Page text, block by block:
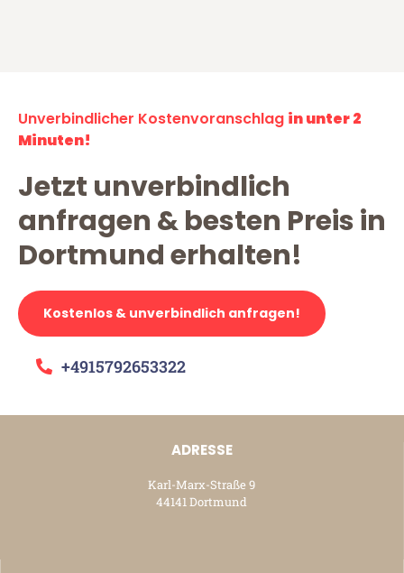
Unverbindlicher Kostenvoranschlag in unter 2
Minuten!
Jetzt unverbindlich
anfragen & besten Preis in
Dortmund erhalten!
Kostenlos & unverbindlich anfragen!
+4915792653322
ADRESSE
Karl-Marx-Straße 9
44141 Dortmund